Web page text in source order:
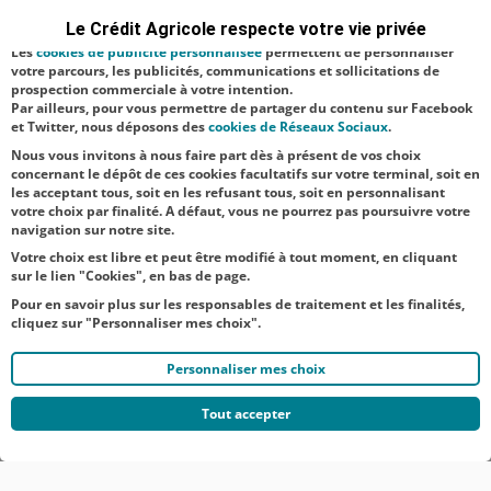
venir en aide
aux éleveurs
faisant face aux
difficultés
d’appr...
Le Crédit Agricole respecte votre vie privée
satisfaction facultatifs.
Lescookies de publicité personnalisée permettent de personnaliser
votre parcours, les publicités, communications et sollicitations de
prospection commerciale à votre intention.
Par ailleurs, pour vous permettre de partager du contenu sur Facebook
et Twitter, nous déposons descookies de Réseaux Sociaux.
Nous vous invitons à nous faire part dès à présent de vos choix
concernant le dépôt de ces cookies facultatifs sur votre terminal, soit en
les acceptant tous, soit en les refusant tous, soit en personnalisant
votre choix par finalité. A défaut, vous ne pourrez pas poursuivre votre
navigation sur notre site.
Votre choix est libre et peut être modifié à tout moment, en cliquant
sur le lien "Cookies", en bas de page.
Pour en savoir plus sur les responsables de traitement et les finalités,
cliquez sur "Personnaliser mes choix".
Personnaliser mes choix
Tout accepter